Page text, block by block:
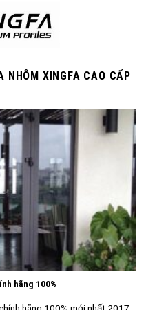
NHÔM XINGFA CAO CẤP
hãng 100%
hãng 100% mới nhất 2017.